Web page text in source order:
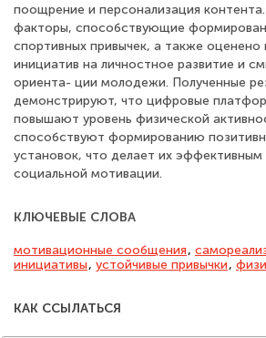
поощрение и персонализация
факторы, способствующие
спортивных привычек, а также оценено
инициатив на личностное развитие и
ориента- ции молодежи. Полученные
демонстрируют, что цифровые
повышают уровень физической
способствуют формированию
установок, что делает их
социальной мотивации.
КЛЮЧЕВЫЕ СЛОВА
мотивационные сообщения,
инициативы, устойчивые привычки,
КАК ССЫЛАТЬСЯ